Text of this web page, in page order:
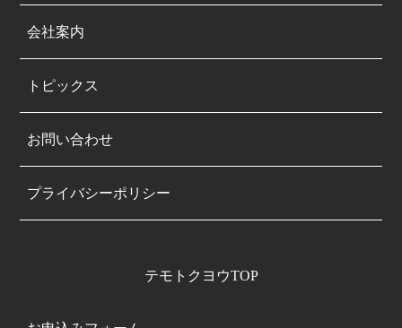
会社案内
トピックス
お問い合わせ
プライバシーポリシー
テモトクヨウTOP